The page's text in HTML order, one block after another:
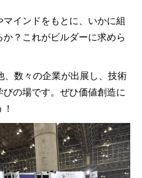
インドをもとに、いかに組
？これがビルダーに求めら
、数々の企業が出展し、技術
の場です。ぜひ価値創造に